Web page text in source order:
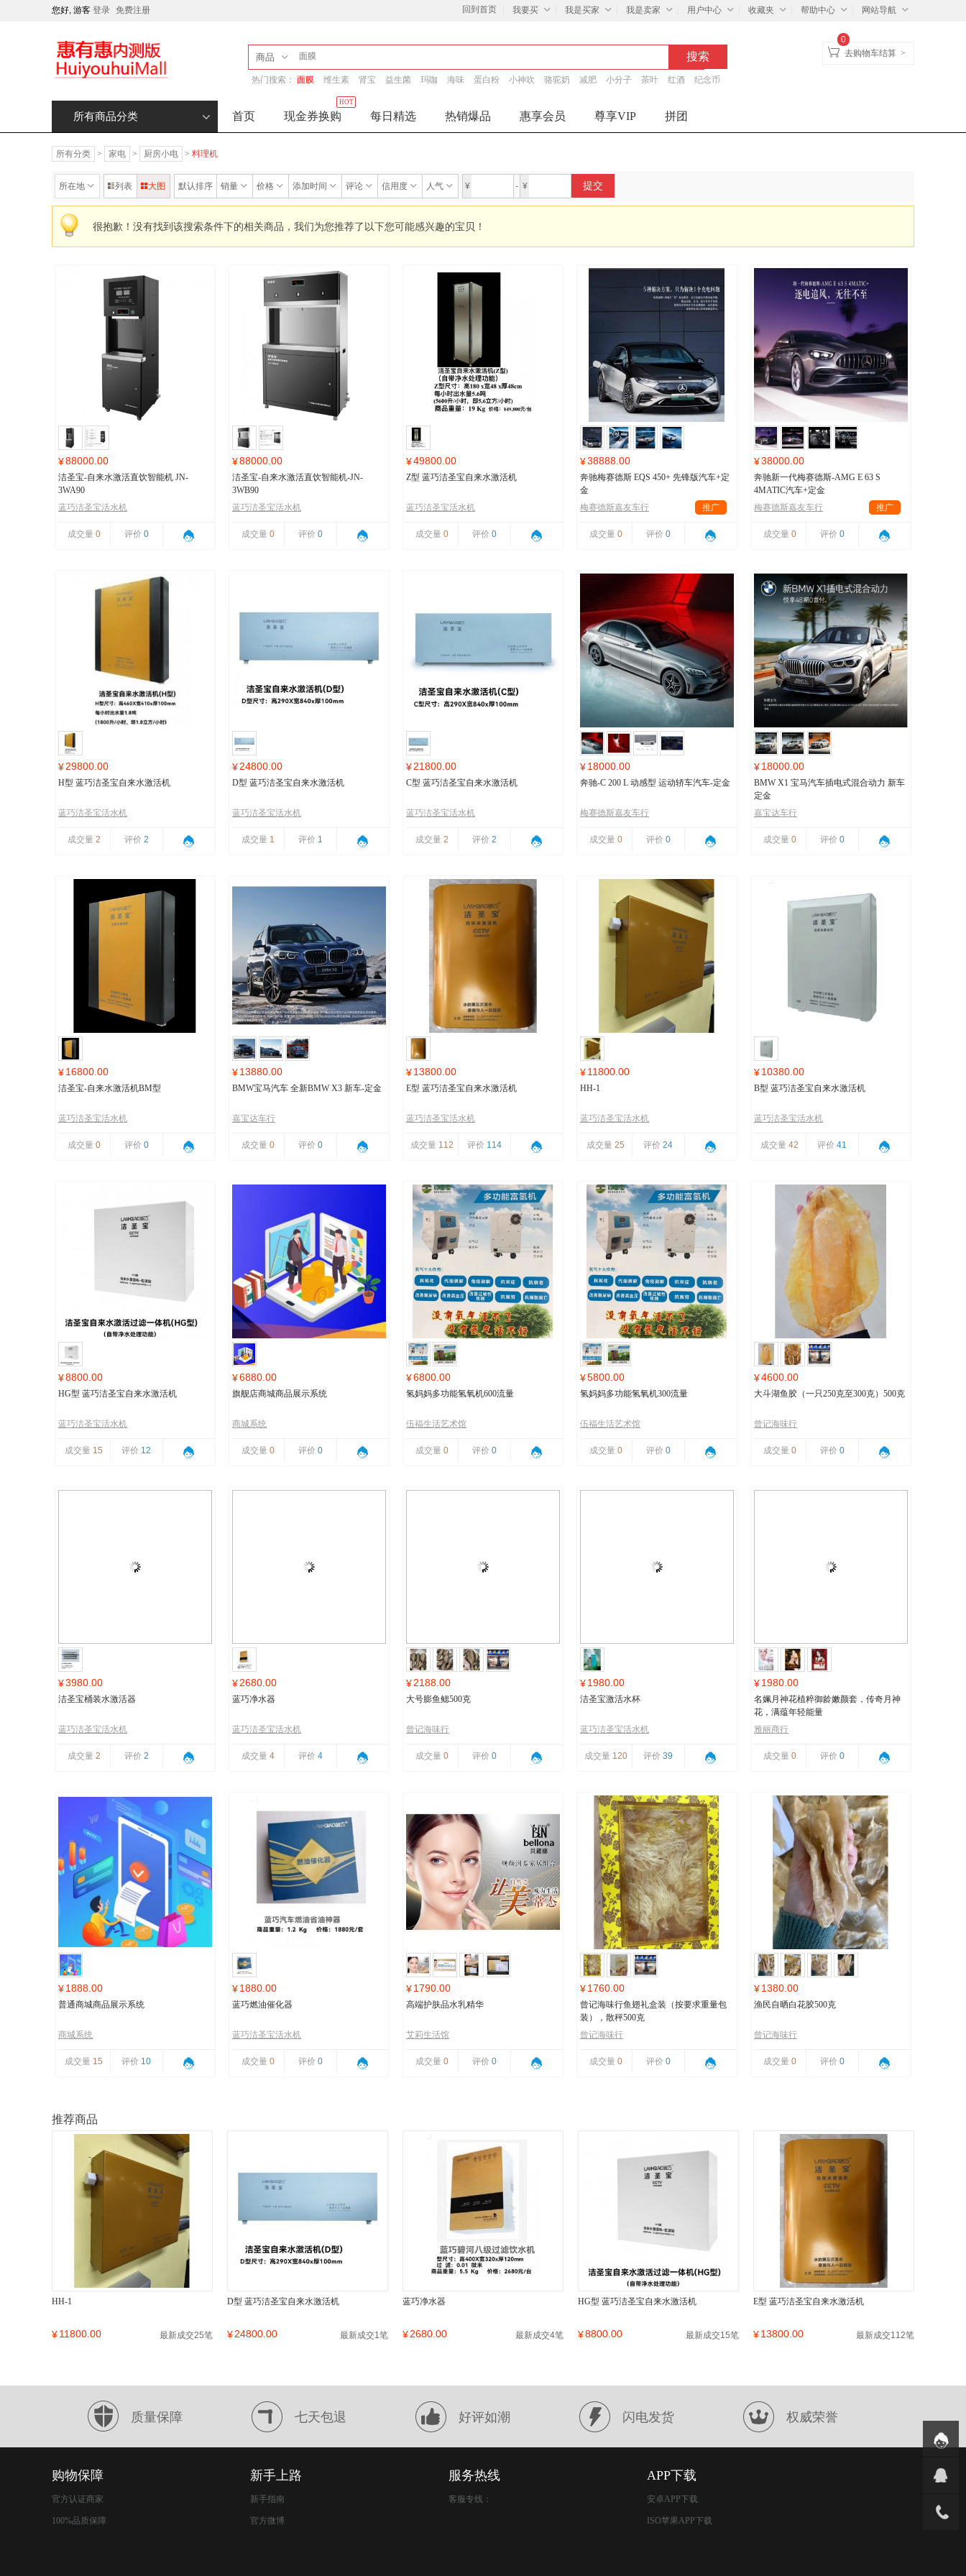
您好, 游客 登录 免费注册 回到首页 我要买 我是买家 我是卖家 用户中心 收藏夹 帮助中心 网站导航
商品
热门搜索： 面膜 维生素 肾宝 益生菌 玛咖 海味 蛋白粉 小神吹 骆驼奶 减肥 小分子 茶叶 红酒 纪念币
去购物车结算 >
0
所有商品分类 首页 现金券换购
HOT
每日精选 热销爆品 惠享会员 尊享VIP 拼团
所有分类 > 家电 > 厨房小电 > 料理机
所在地 列表 大图 默认排序 销量 价格 添加时间 评论 信用度 人气 ¥ - ¥ 提交
很抱歉！没有找到该搜索条件下的相关商品，我们为您推荐了以下您可能感兴趣的宝贝！
¥88000.00
洁圣宝-自来水激活直饮智能机 JN-
3WA90
蓝巧洁圣宝活水机
成交量 0 评价 0
¥88000.00
洁圣宝-自来水激活直饮智能机-JN-
3WB90
蓝巧洁圣宝活水机
成交量 0 评价 0
¥49800.00
Z型 蓝巧洁圣宝自来水激活机
蓝巧洁圣宝活水机
成交量 0 评价 0
¥38888.00
奔驰梅赛德斯 EQS 450+ 先锋版汽车+定
金
梅赛德斯嘉友车行
推广
成交量 0 评价 0
¥38000.00
奔驰新一代梅赛德斯-AMG E 63 S
4MATIC汽车+定金
梅赛德斯嘉友车行
推广
成交量 0 评价 0
¥29800.00
H型 蓝巧洁圣宝自来水激活机
蓝巧洁圣宝活水机
成交量 2 评价 2
¥24800.00
D型 蓝巧洁圣宝自来水激活机
蓝巧洁圣宝活水机
成交量 1 评价 1
¥21800.00
C型 蓝巧洁圣宝自来水激活机
蓝巧洁圣宝活水机
成交量 2 评价 2
¥18000.00
奔驰-C 200 L 动感型 运动轿车汽车-定金
梅赛德斯嘉友车行
成交量 0 评价 0
¥18000.00
BMW X1 宝马汽车插电式混合动力 新车
定金
嘉宝达车行
成交量 0 评价 0
¥16800.00
洁圣宝-自来水激活机BM型
蓝巧洁圣宝活水机
成交量 0 评价 0
¥13880.00
BMW宝马汽车 全新BMW X3 新车-定金
嘉宝达车行
成交量 0 评价 0
¥13800.00
E型 蓝巧洁圣宝自来水激活机
蓝巧洁圣宝活水机
成交量 112 评价 114
¥11800.00
HH-1
蓝巧洁圣宝活水机
成交量25 评价24
¥10380.00
B型 蓝巧洁圣宝自来水激活机
蓝巧洁圣宝活水机
成交量42 评价41
¥8800.00
HG型 蓝巧洁圣宝自来水激活机
蓝巧洁圣宝活水机
成交量 15 评价 12
¥6880.00
旗舰店商城商品展示系统
商城系统
成交量 0 评价 0
¥6800.00
氢妈妈多功能氢氧机600流量
伍福生活艺术馆
成交量 0 评价 0
¥5800.00
氢妈妈多功能氢氧机300流量
伍福生活艺术馆
成交量 0 评价 0
¥4600.00
大斗湖鱼胶（一只250克至300克）500克
曾记海味行
成交量 0 评价 0
¥3980.00
洁圣宝桶装水激活器
蓝巧洁圣宝活水机
成交量 2 评价 2
¥2680.00
蓝巧净水器
蓝巧洁圣宝活水机
成交量 4 评价 4
¥2188.00
大号膨鱼鳃500克
曾记海味行
成交量 0 评价 0
¥1980.00
洁圣宝激活水杯
蓝巧洁圣宝活水机
成交量 120 评价39
¥1980.00
名姵月神花植粹御龄嫩颜套，传奇月神
花，满蕴年轻能量
雅丽商行
成交量 0 评价 0
¥1888.00
普通商城商品展示系统
商城系统
成交量 15 评价 10
¥1880.00
蓝巧燃油催化器
蓝巧洁圣宝活水机
成交量 0 评价 0
¥1790.00
高端护肤品水乳精华
艾莉生活馆
成交量 0 评价 0
¥1760.00
曾记海味行鱼翅礼盒装（按要求重量包
装），散秤500克
曾记海味行
成交量 0 评价 0
¥1380.00
渔民自晒白花胶500克
曾记海味行
成交量 0 评价 0
推荐商品
HH-1
¥11800.00 最新成交25笔
D型 蓝巧洁圣宝自来水激活机
¥24800.00 最新成交1笔
蓝巧净水器
¥2680.00 最新成交4笔
HG型 蓝巧洁圣宝自来水激活机
¥8800.00 最新成交15笔
E型 蓝巧洁圣宝自来水激活机
¥13800.00 最新成交112笔
质量保障 七天包退 好评如潮 闪电发货 权威荣誉
购物保障
官方认证商家
100%品质保障
新手上路
新手指南
官方微博
服务热线
客服专线：
APP下载
安卓APP下载
ISO苹果APP下载